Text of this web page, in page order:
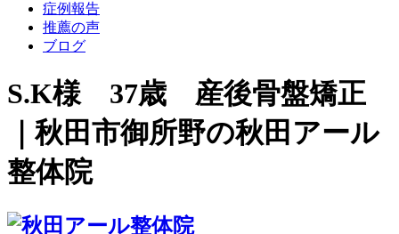
症例報告
推薦の声
ブログ
S.K様 37歳 産後骨盤矯正
｜秋田市御所野の秋田アール
整体院